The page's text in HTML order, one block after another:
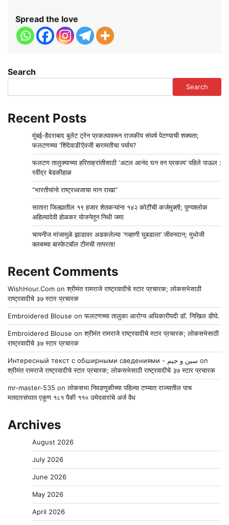
Spread the love
Search
Search
Recent Posts
मुंबई-हैदराबाद बुलेट ट्रेन प्रकल्पावरून राजकीय संघर्ष पेटण्याची शक्यता;
फलटणच्या ‘शिंदेवाडी’ऐवजी बारामतीचा पर्याय?
फलटण तालुक्याच्या हरितक्रांतीसाठी ‘अटल आनंद घन वन प्रकल्प’ पहिले पाऊल :
रवींद्र बेडकीहाळ
“भारतीयांनो राष्ट्रध्वजाचा मान राखा”
सातारा जिल्ह्यातील १९ हजार शेतकऱ्यांना १४२ कोटींची कर्जमुक्ती; पुण्यश्लोक
अहिल्यादेवी होळकर योजनेतून निधी जमा
चायनीज मांजामुळे झाडावर अडकलेल्या ‘गव्हाणी घुबडाला’ जीवनदान; मुधोजी
क्लबच्या बास्केटबॉल टीमची तत्परता!
Recent Comments
WishHour.Com onश्रीमंत रामराजे राष्ट्रवादीचे स्टार प्रचारक; लोकसभेसाठी
राष्ट्रवादीचे ३७ स्टार प्रचारक
Embroidered Blouse onफलटणच्या तालुका आरोग्य अधिकारीपदी डॉ. निखिल डीघे.
Embroidered Blouse onश्रीमंत रामराजे राष्ट्रवादीचे स्टार प्रचारक; लोकसभेसाठी
राष्ट्रवादीचे ३७ स्टार प्रचारक
Интересный текст с обширными сведениями - سين و جيم on
श्रीमंत रामराजे राष्ट्रवादीचे स्टार प्रचारक; लोकसभेसाठी राष्ट्रवादीचे ३७ स्टार प्रचारक
mr-master-535 onलोकसभा निवडणुकीच्या पहिल्या टप्प्यात राज्यातील पाच
मतदारसंघात एकूण १८१ पैकी ११० उमेदवारांचे अर्ज वैध
Archives
August 2026
July 2026
June 2026
May 2026
April 2026